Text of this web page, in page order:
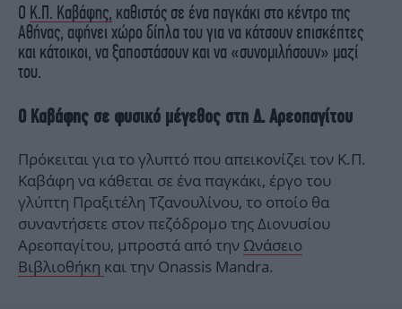
Ο Κ.Π. Καβάφης, καθιστός σε ένα παγκάκι στο κέντρο της
Αθήνας, αφήνει χώρο δίπλα του για να κάτσουν επισκέπτες
και κάτοικοι, να ξαποστάσουν και να «συνομιλήσουν» μαζί
του.
Ο Καβάφης σε φυσικό μέγεθος στη Δ. Αρεοπαγίτου
Πρόκειται για το γλυπτό που απεικονίζει τον Κ.Π.
Καβάφη να κάθεται σε ένα παγκάκι, έργο του
γλύπτη Πραξιτέλη Τζανουλίνου, το οποίο θα
συναντήσετε στον πεζόδρομο της Διονυσίου
Αρεοπαγίτου, μπροστά από την Ωνάσειο
Βιβλιοθήκη και την Onassis Mandra.